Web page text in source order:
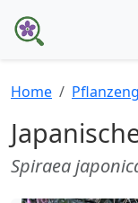
Home
Spiraea